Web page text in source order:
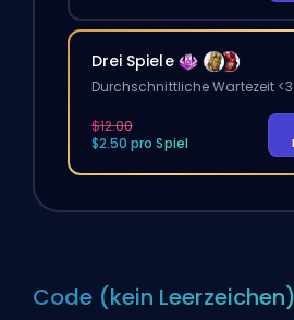
Drei Spiele
Durchschnittliche Wartezeit
$12.00
$2.50 pro Spiel
Code (kein